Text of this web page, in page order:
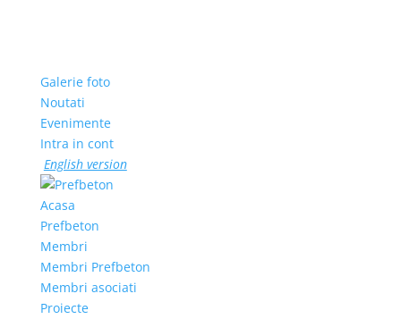
Galerie foto
Noutati
Evenimente
Intra in cont
English version
Acasa
Prefbeton
Membri
Membri Prefbeton
Membri asociati
Proiecte